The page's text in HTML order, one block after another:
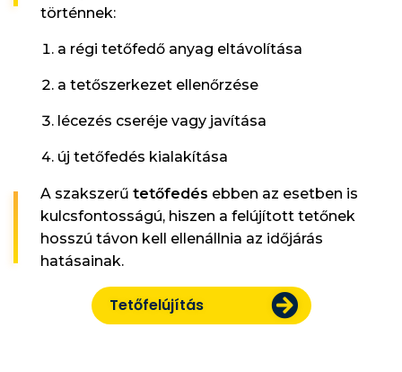
történnek:
a régi tetőfedő anyag eltávolítása
a tetőszerkezet ellenőrzése
lécezés cseréje vagy javítása
új tetőfedés kialakítása
A szakszerű tetőfedés ebben az esetben is
kulcsfontosságú, hiszen a felújított tetőnek
hosszú távon kell ellenállnia az időjárás
hatásainak.
Tetőfelújítás